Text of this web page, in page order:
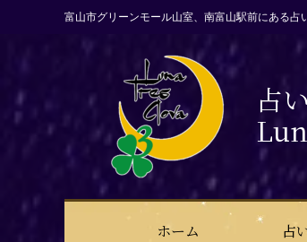
富山市グリーンモール山室、南富山駅前にある
占
ホーム 占